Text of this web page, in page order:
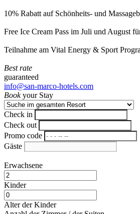
10% Rabatt auf Schönheits- und
Free Ice Cream Pass im Juli und August
Teilnahme am Vital Energy & Sport
Best rate
guaranteed
info@san-marco-hotels.com
Bookyour Stay
Check in
Check out
Promo code
Gäste
Erwachsene
Kinder
Alter der Kinder